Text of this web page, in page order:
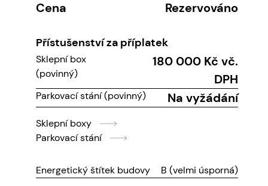
Cena Rezervováno
Přístušenství za příplatek
Sklepní box
(povinný)
180 000 Kč vč.
DPH
Parkovací stání (povinný) Na vyžádání
Sklepní boxy
Parkovací stání
Energetický štítek budovy B (velmi úsporná)